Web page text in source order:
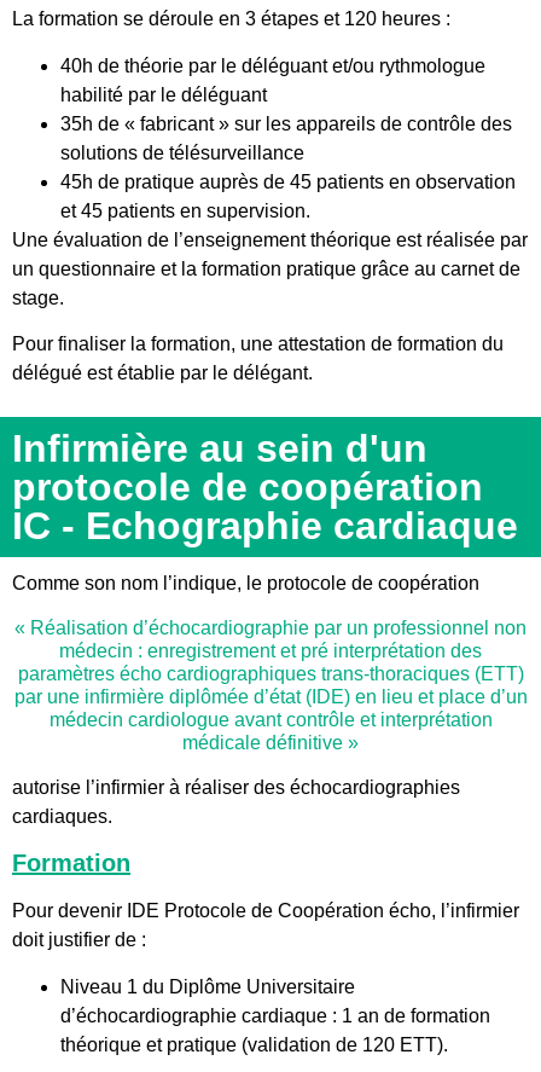
La formation se déroule en 3 étapes et 120 heures :
40h de théorie par le déléguant et/ou rythmologue
habilité par le déléguant
35h de « fabricant » sur les appareils de contrôle des
solutions de télésurveillance
45h de pratique auprès de 45 patients en observation
et 45 patients en supervision.
Une évaluation de l’enseignement théorique est réalisée par
un questionnaire et la formation pratique grâce au carnet de
stage.
Pour finaliser la formation, une attestation de formation du
délégué est établie par le délégant.
Infirmière au sein d'un
protocole de coopération
IC - Echographie cardiaque
Comme son nom l’indique, le protocole de coopération
« Réalisation d’échocardiographie par un professionnel non
médecin : enregistrement et pré interprétation des
paramètres écho cardiographiques trans-thoraciques (ETT)
par une infirmière diplômée d’état (IDE) en lieu et place d’un
médecin cardiologue avant contrôle et interprétation
médicale définitive »
autorise l’infirmier à réaliser des échocardiographies
cardiaques.
Formation
Pour devenir IDE Protocole de Coopération écho, l’infirmier
doit justifier de :
Niveau 1 du Diplôme Universitaire
d’échocardiographie cardiaque : 1 an de formation
théorique et pratique (validation de 120 ETT).